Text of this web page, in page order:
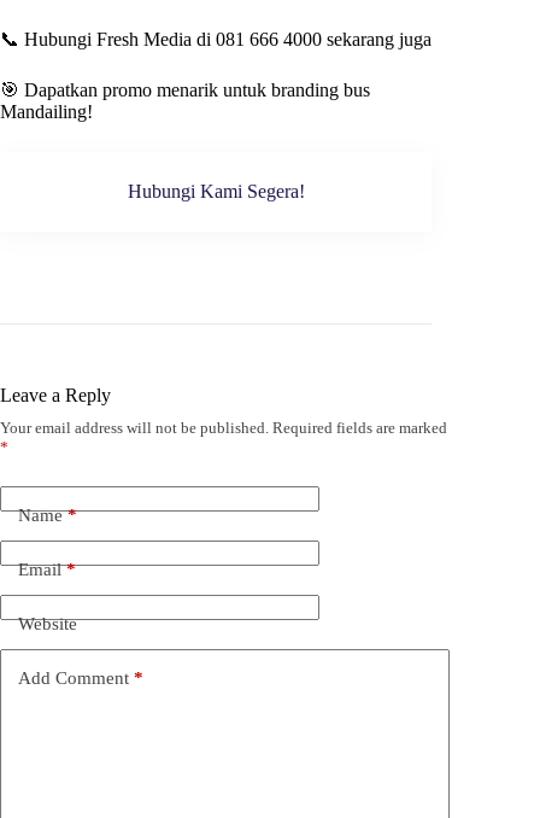
📞 Hubungi Fresh Media di 081 666 4000 sekarang juga
🎯 Dapatkan promo menarik untuk branding bus
Mandailing!
Hubungi Kami Segera!
Leave a Reply
Your email address will not be published. Required fields are marked
*
Name*
Email*
Website
Add Comment *